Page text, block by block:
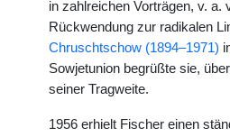
in zahlreichen Vorträgen, v.
Rückwendung zur radikalen
Chruschtschow (1894–1971)
Sowjetunion begrüßte sie,
seiner Tragweite.
1956 erhielt Fischer einen